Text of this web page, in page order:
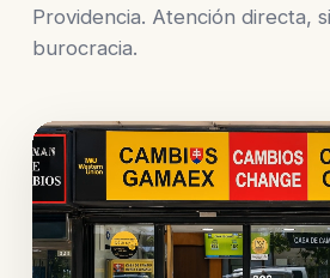
Providencia. Atención directa,
burocracia.